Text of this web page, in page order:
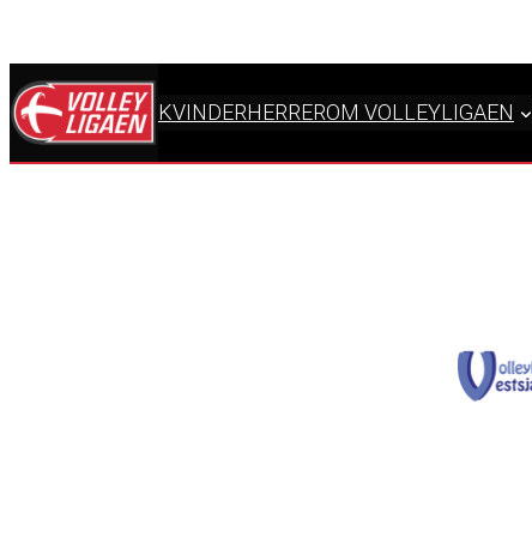
KVINDERHERREROM VOLLEYLIGAEN